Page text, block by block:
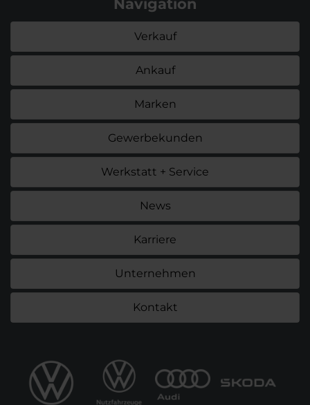
Navigation
Verkauf
Ankauf
Marken
Gewerbekunden
Werkstatt + Service
News
Karriere
Unternehmen
Kontakt